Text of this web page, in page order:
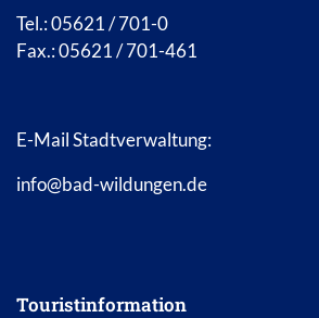
Tel.: 05621 / 701-0
Fax.: 05621 / 701-461
E-Mail Stadtverwaltung:
info@bad-wildungen.de
Touristinformation